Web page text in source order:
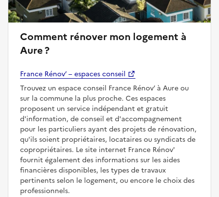
Comment rénover mon logement à
Aure ?
France Rénov’ – espaces conseil
Trouvez un espace conseil France Rénov’ à Aure ou
sur la commune la plus proche. Ces espaces
proposent un service indépendant et gratuit
d'information, de conseil et d'accompagnement
pour les particuliers ayant des projets de rénovation,
qu'ils soient propriétaires, locataires ou syndicats de
copropriétaires. Le site internet France Rénov'
fournit également des informations sur les aides
financières disponibles, les types de travaux
pertinents selon le logement, ou encore le choix des
professionnels.